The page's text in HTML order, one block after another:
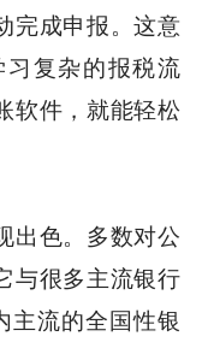
完成申报。这意
复杂的报税流
软件，就能轻松
出色。多数对公
与很多主流银行
主流的全国性银